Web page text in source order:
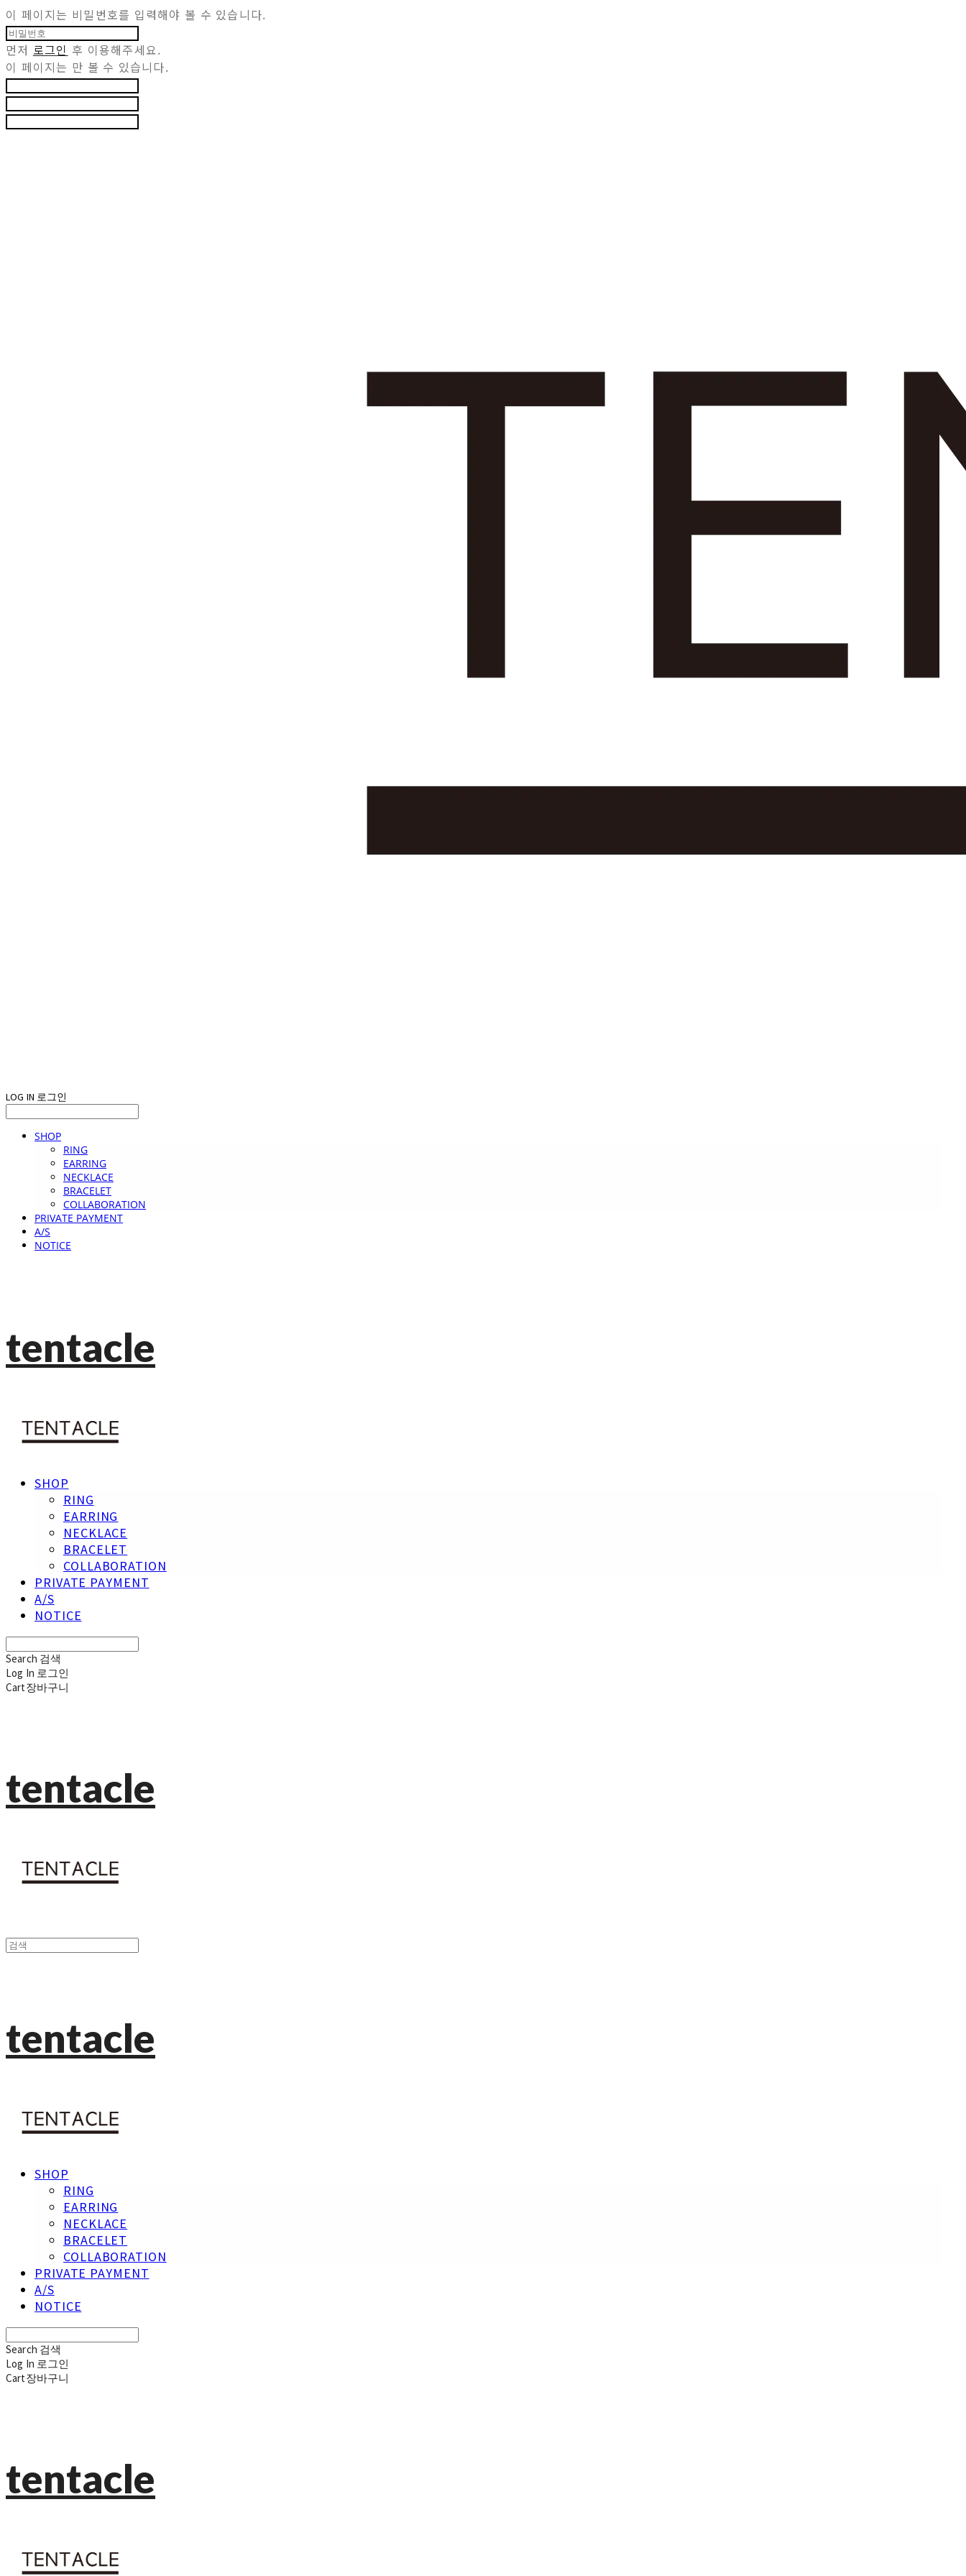
이 페이지는 비밀번호를 입력해야 볼 수 있습니다.
먼저 로그인 후 이용해주세요.
이 페이지는 만 볼 수 있습니다.
LOG IN 로그인
SHOP
RING
EARRING
NECKLACE
BRACELET
COLLABORATION
PRIVATE PAYMENT
A/S
NOTICE
tentacle
SHOP
RING
EARRING
NECKLACE
BRACELET
COLLABORATION
PRIVATE PAYMENT
A/S
NOTICE
Search 검색
Log In 로그인
Cart장바구니
tentacle
tentacle
SHOP
RING
EARRING
NECKLACE
BRACELET
COLLABORATION
PRIVATE PAYMENT
A/S
NOTICE
Search 검색
Log In 로그인
Cart장바구니
tentacle